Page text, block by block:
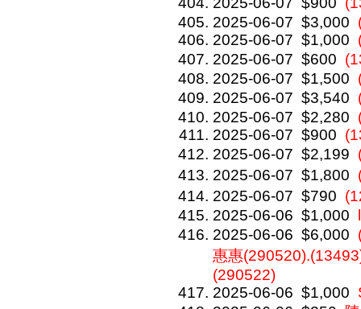
2025-06-07 $3,000
2025-06-07 $1,000
2025-06-07 $600
2025-06-07 $1,500
2025-06-07 $3,540
2025-06-07 $2,280
2025-06-07 $900
2025-06-07 $2,199
2025-06-07 $1,800
2025-06-07 $790
2025-06-06 $1,000
2025-06-06 $6,000
惠惠
(290522)
2025-06-06 $1,000